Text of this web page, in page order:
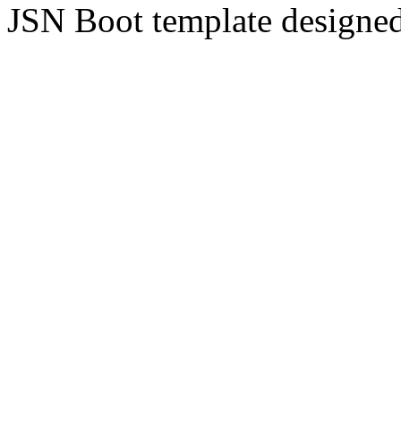
JSN Boot template